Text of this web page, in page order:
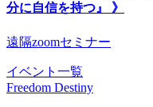
分に自信を持つ』 》
遠隔zoomセミナー
イベント一覧
Freedom Destiny